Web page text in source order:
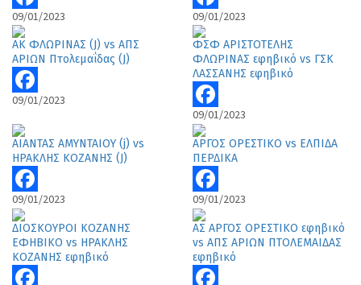
Facebook
09/01/2023 Facebook
09/01/2023
ΑΚ ΦΛΩΡΙΝΑΣ (J) vs ΑΠΣ
ΑΡΙΩΝ Πτολεμαΐδας (J)
Facebook
09/01/2023
ΦΣΦ ΑΡΙΣΤΟΤΕΛΗΣ
ΦΛΩΡΙΝΑΣ εφηβικό vs ΓΣΚ
ΛΑΣΣΑΝΗΣ εφηβικό
Facebook
09/01/2023
ΑΙΑΝΤΑΣ ΑΜΥΝΤΑΙΟΥ (j) vs
ΗΡΑΚΛΗΣ ΚΟΖΑΝΗΣ (J)
Facebook
09/01/2023
ΑΡΓΟΣ ΟΡΕΣΤΙΚΟ vs ΕΛΠΙΔΑ
ΠΕΡΔΙΚΑ
Facebook
09/01/2023
ΔΙΟΣΚΟΥΡΟΙ ΚΟΖΑΝΗΣ
ΕΦΗΒΙΚΟ vs ΗΡΑΚΛΗΣ
ΚΟΖΑΝΗΣ εφηβικό
ΑΣ ΑΡΓΟΣ ΟΡΕΣΤΙΚΟ εφηβικό
vs ΑΠΣ ΑΡΙΩΝ ΠΤΟΛΕΜΑΙΔΑΣ
εφηβικό